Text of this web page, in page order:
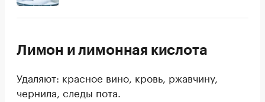
Лимон и лимонная кислота
Удаляют: красное вино, кровь, ржавчину,
чернила, следы пота.